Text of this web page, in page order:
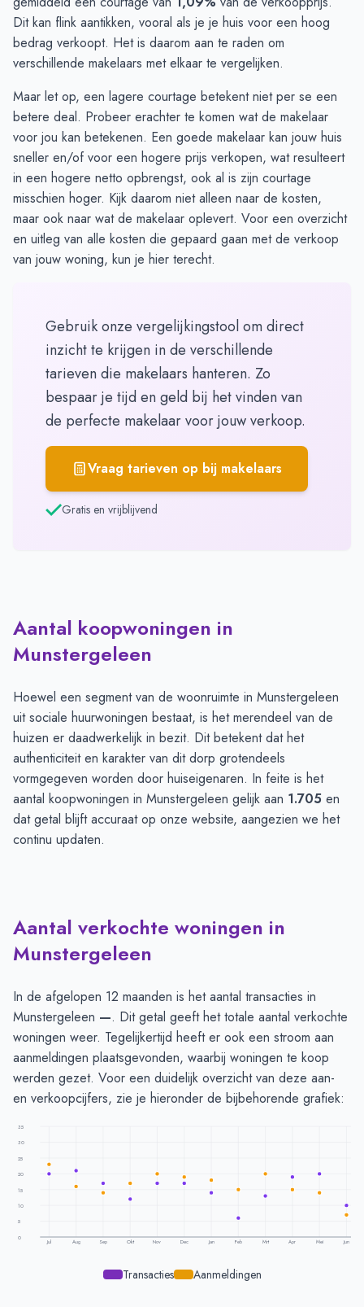
Dit kan flink aantikken, vooral als je je huis voor een hoog
bedrag verkoopt. Het is daarom aan te raden om
verschillende makelaars met elkaar te vergelijken.
Maar let op, een lagere courtage betekent niet per se een
betere deal. Probeer erachter te komen wat de makelaar
voor jou kan betekenen. Een goede makelaar kan jouw huis
sneller en/of voor een hogere prijs verkopen, wat resulteert
in een hogere netto opbrengst, ook al is zijn courtage
misschien hoger. Kijk daarom niet alleen naar de kosten,
maar ook naar wat de makelaar oplevert. Voor een overzicht
en uitleg van alle kosten die gepaard gaan met de verkoop
van jouw woning, kun je hier terecht.
Gebruik onze vergelijkingstool om direct
inzicht te krijgen in de verschillende
tarieven die makelaars hanteren. Zo
bespaar je tijd en geld bij het vinden van
de perfecte makelaar voor jouw verkoop.
Vraag tarieven op bij makelaars
Gratis en vrijblijvend
Aantal koopwoningen in
Munstergeleen
Hoewel een segment van de woonruimte in Munstergeleen
uit sociale huurwoningen bestaat, is het merendeel van de
huizen er daadwerkelijk in bezit. Dit betekent dat het
authenticiteit en karakter van dit dorp grotendeels
vormgegeven worden door huiseigenaren. In feite is het
aantal koopwoningen in Munstergeleen gelijk aan 1.705 en
dat getal blijft accuraat op onze website, aangezien we het
continu updaten.
Aantal verkochte woningen in
Munstergeleen
In de afgelopen 12 maanden is het aantal transacties in
Munstergeleen —. Dit getal geeft het totale aantal verkochte
woningen weer. Tegelijkertijd heeft er ook een stroom aan
aanmeldingen plaatsgevonden, waarbij woningen te koop
werden gezet. Voor een duidelijk overzicht van deze aan-
en verkoopcijfers, zie je hieronder de bijbehorende grafiek:
35
30
25
20
15
10
5
0
Jul Aug Sep Okt Nov Dec Jan Feb Mrt Apr Mei Jun
Transacties Aanmeldingen